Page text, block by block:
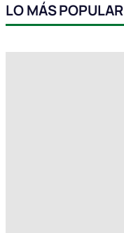
LO MÁS POPULAR